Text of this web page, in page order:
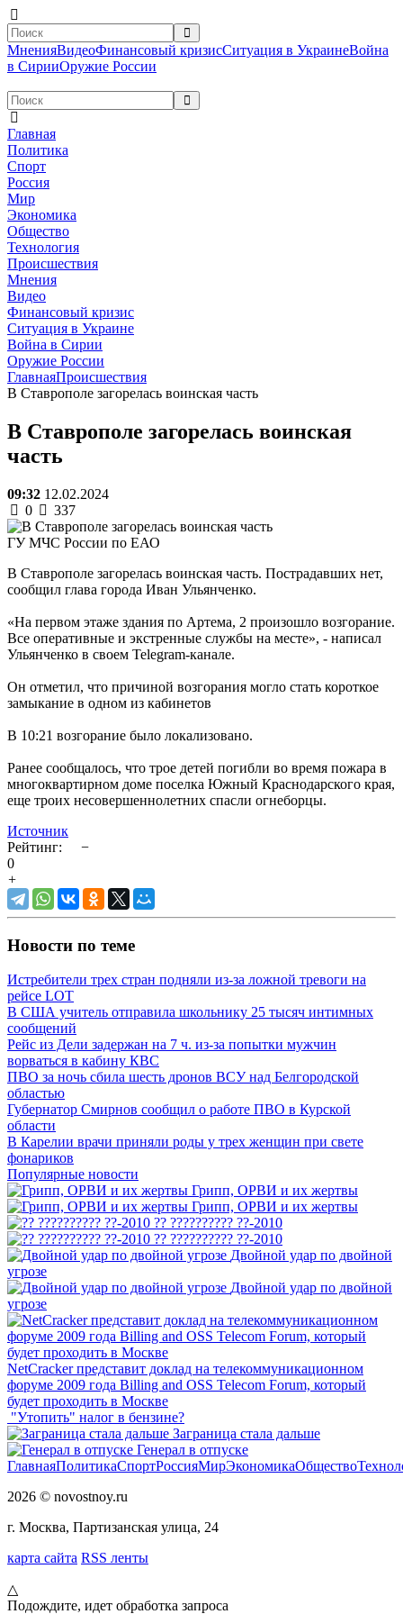
МненияВидеоФинансовый кризисСитуация в УкраинеВойна
в СирииОружие России
Главная
Политика
Спорт
Россия
Мир
Экономика
Общество
Технология
Происшествия
Мнения
Видео
Финансовый кризис
Ситуация в Украине
Война в Сирии
Оружие России
ГлавнаяПроисшествия
В Ставрополе загорелась воинская часть
В Ставрополе загорелась воинская
часть
09:32 12.02.2024
0
337
ГУ МЧС России по ЕАО
В Ставрополе загорелась воинская часть. Пострадавших нет,
сообщил глава города Иван Ульянченко.
«На первом этаже здания по Артема, 2 произошло возгорание.
Все оперативные и экстренные службы на месте», - написал
Ульянченко в своем Telegram-канале.
Он отметил, что причиной возгорания могло стать короткое
замыкание в одном из кабинетов
В 10:21 возгорание было локализовано.
Ранее сообщалось, что трое детей погибли во время пожара в
многоквартирном доме поселка Южный Краснодарского края,
еще троих несовершеннолетних спасли огнеборцы.
Источник
Рейтинг: −
0
+
Новости по теме
Истребители трех стран подняли из-за ложной тревоги на
рейсе LOT
В США учитель отправила школьнику 25 тысяч интимных
сообщений
Рейс из Дели задержан на 7 ч. из-за попытки мужчин
ворваться в кабину КВС
ПВО за ночь сбила шесть дронов ВСУ над Белгородской
областью
Губернатор Смирнов сообщил о работе ПВО в Курской
области
В Карелии врачи приняли роды у трех женщин при свете
фонариков
Популярные новости
Грипп, ОРВИ и их жертвы
Грипп, ОРВИ и их жертвы
?? ?????????? ??-2010
?? ?????????? ??-2010
Двойной удар по двойной
угрозе
Двойной удар по двойной
угрозе
NetCracker представит доклад на телекоммуникационном
форуме 2009 года Billing and OSS Telecom Forum, который
будет проходить в Москве
"Утопить" налог в бензине?
Заграница стала дальше
Генерал в отпуске
ГлавнаяПолитикаСпортРоссияМирЭкономикаОбщество
2026 © novostnoy.ru
г. Москва, Партизанская улица, 24
карта сайта RSS ленты
△
Подождите, идет обработка запроса